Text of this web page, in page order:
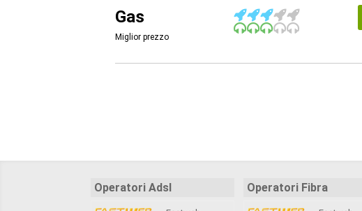
Gas
Miglior prezzo
Operatori Adsl Operatori Fibra